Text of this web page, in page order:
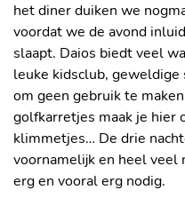
het diner duiken we
voordat we de avond
slaapt. Daios biedt veel
leuke kidsclub,
om geen gebruik te
golfkarretjes maak je hier
klimmetjes… De drie
voornamelijk en heel veel
erg en vooral erg nodig.